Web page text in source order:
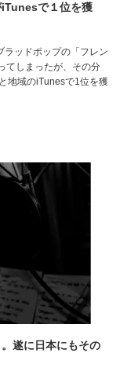
iTunesで１位を獲
ラッドポップの「フレン
てしまったが、その分
地域のiTunesで1位を獲
遂に日本にもその